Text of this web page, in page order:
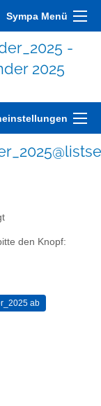
Sympa Menü
-
2025
den Knopf: